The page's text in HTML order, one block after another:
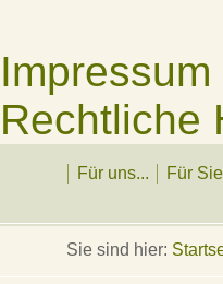
Impressum
Rechtliche
Für uns... Für
Sie sind hier: